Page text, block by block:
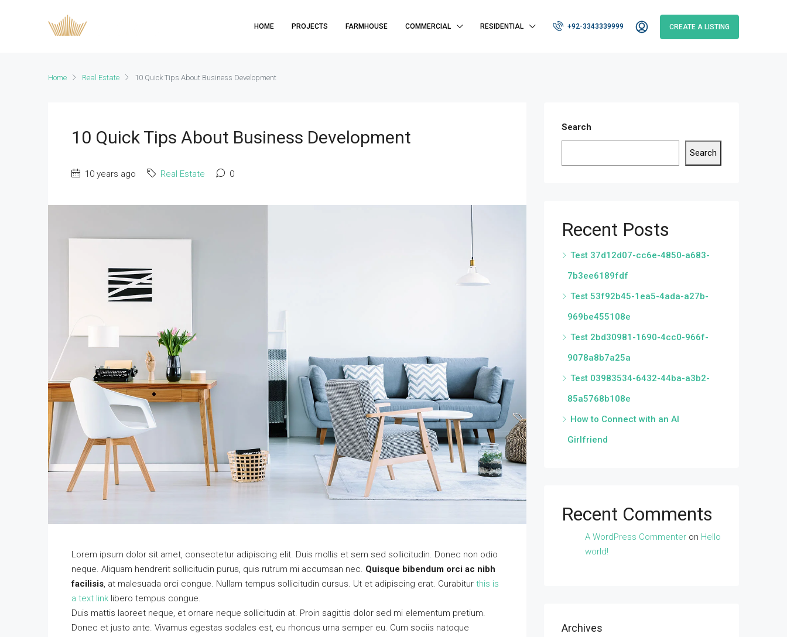
HOME PROJECTS FARMHOUSE COMMERCIAL RESIDENTIAL +92-3343339999 CREATE A LISTING
Home Real Estate 10 Quick Tips About Business Development
10 Quick Tips About Business Development
10 years ago Real Estate 0
Lorem ipsum dolor sit amet, consectetur adipiscing elit. Duis mollis et sem sed sollicitudin. Donec non odio
neque. Aliquam hendrerit sollicitudin purus, quis rutrum mi accumsan nec. Quisque bibendum orci ac nibh
facilisis, at malesuada orci congue. Nullam tempus sollicitudin cursus. Ut et adipiscing erat. Curabitur this is
a text link libero tempus congue.
Duis mattis laoreet neque, et ornare neque sollicitudin at. Proin sagittis dolor sed mi elementum pretium.
Donec et justo ante. Vivamus egestas sodales est, eu rhoncus urna semper eu. Cum sociis natoque
Search
Search
Recent Posts
Test 37d12d07-cc6e-4850-a683-
7b3ee6189fdf
Test 53f92b45-1ea5-4ada-a27b-
969be455108e
Test 2bd30981-1690-4cc0-966f-
9078a8b7a25a
Test 03983534-6432-44ba-a3b2-
85a5768b108e
How to Connect with an AI
Girlfriend
Recent Comments
A WordPress Commenter on Hello
world!
Archives